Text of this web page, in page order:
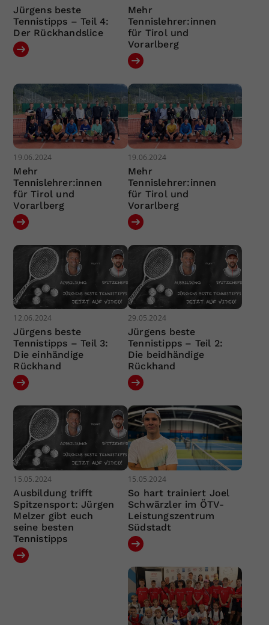
Jürgens beste
Tennistipps – Teil 4:
Der Rückhandslice
Mehr
Tennislehrer:innen
für Tirol und
Vorarlberg
19.06.2024
Mehr
Tennislehrer:innen
für Tirol und
Vorarlberg
19.06.2024
Mehr
Tennislehrer:innen
für Tirol und
Vorarlberg
12.06.2024
Jürgens beste
Tennistipps – Teil 3:
Die einhändige
Rückhand
29.05.2024
Jürgens beste
Tennistipps – Teil 2:
Die beidhändige
Rückhand
15.05.2024
Ausbildung trifft
Spitzensport: Jürgen
Melzer gibt euch
seine besten
Tennistipps
15.05.2024
So hart trainiert Joel
Schwärzler im ÖTV-
Leistungszentrum
Südstadt